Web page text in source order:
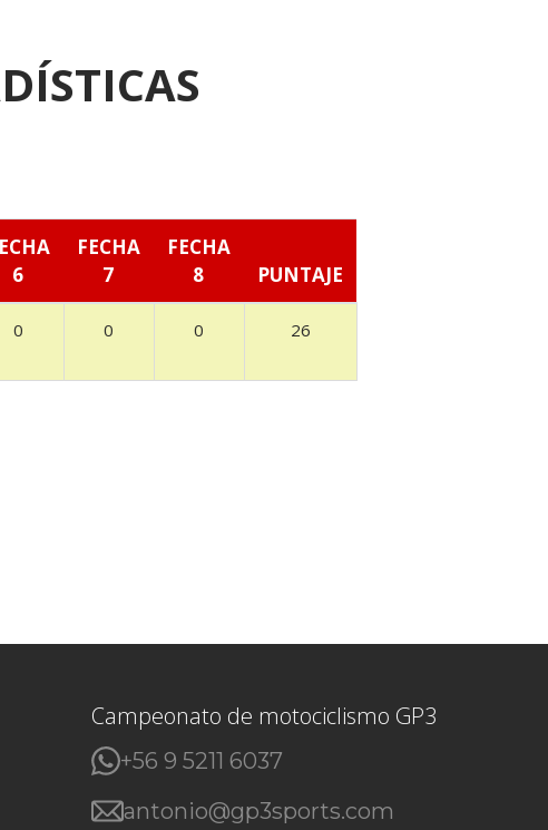
6
FECHA
7
FECHA
8
PUNTAJE
0 0 0 26
Campeonato de motociclismo GP3
+56 9 5211 6037
antonio@gp3sports.com